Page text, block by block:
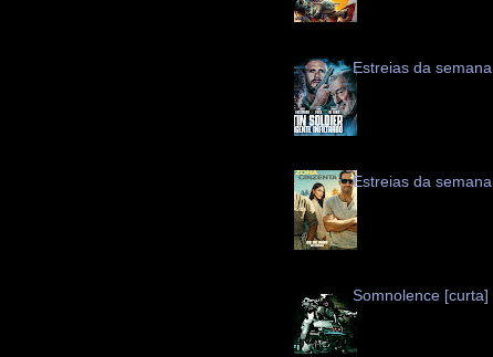
Estreias da semana
Estreias da semana
Somnolence [curta]